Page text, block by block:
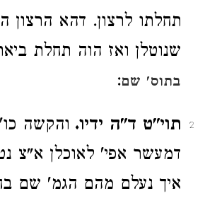
תחלתו לרצון. דהא הרצון
שנוטלן ואז הוה תחלת
בתוס' שם:
2 תוי"ט ד"ה ידיו. והקשה
דמעשר אפי' לאוכלן א"צ
איך נעלם מהם הגמ' שם